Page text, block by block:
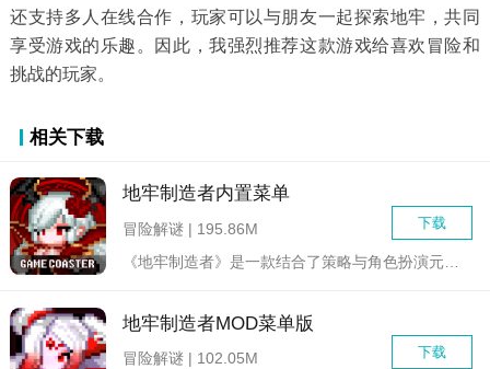
还支持多人在线合作，玩家可以与朋友一起探索地牢，共同
享受游戏的乐趣。因此，我强烈推荐这款游戏给喜欢冒险和
挑战的玩家。
相关下载
地牢制造者内置菜单
下载
冒险解谜 | 195.86M
地牢制造者MOD菜单版
下载
冒险解谜 | 102.05M